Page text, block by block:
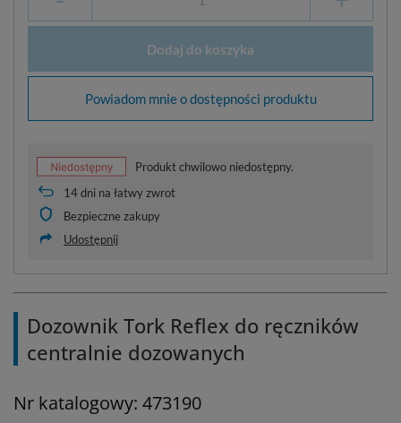
Dodaj do koszyka
Powiadom mnie o dostępności produktu
Produkt chwilowo niedostępny.
14dni na łatwy zwrot
Bezpieczne zakupy
Udostępnij
Dozownik Tork Reflex do ręczników
centralnie dozowanych
Nr katalogowy: 473190